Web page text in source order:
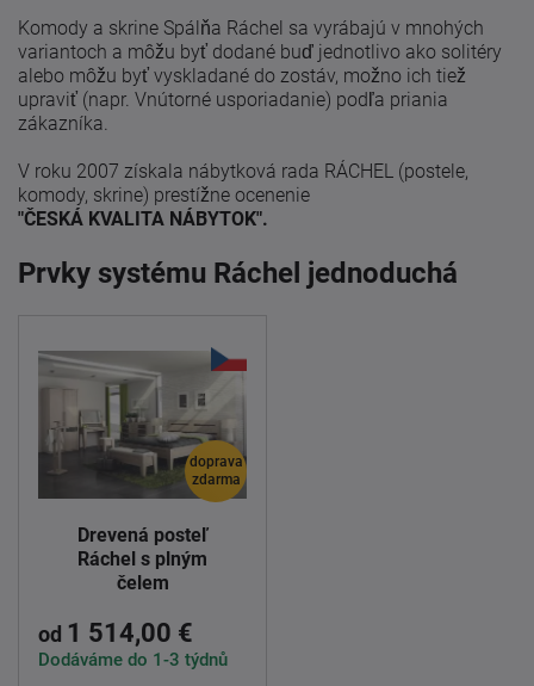
Komody a skrine Spálňa Ráchel sa vyrábajú v mnohých
variantoch a môžu byť dodané buď jednotlivo ako solitéry
alebo môžu byť vyskladané do zostáv, možno ich tiež
upraviť (napr. Vnútorné usporiadanie) podľa priania
zákazníka.
V roku 2007 získala nábytková rada RÁCHEL (postele,
komody, skrine) prestížne ocenenie
"ČESKÁ KVALITA NÁBYTOK".
Prvky systému Ráchel jednoduchá
doprava
zdarma
Drevená posteľ
Ráchel s plným
čelem
od 1 514,00 €
Dodáváme do 1-3 týdnů